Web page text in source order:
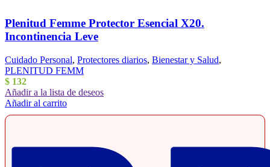
Plenitud Femme Protector Esencial X20.
Incontinencia Leve
Cuidado Personal, Protectores diarios, Bienestar y Salud,
PLENITUD FEMM
$ 132
Añadir a la lista de deseos
Añadir al carrito